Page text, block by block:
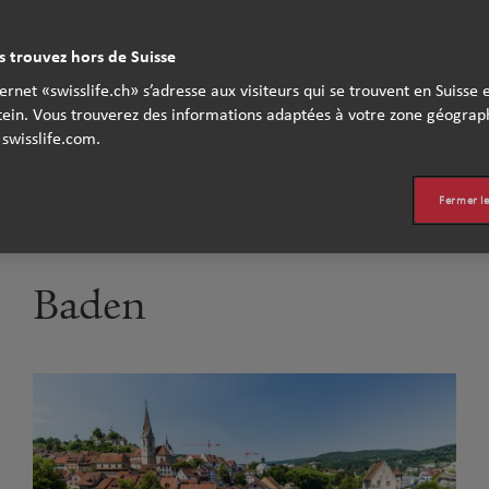
un plaisir de vous conseiller
de chez vous.
Baden
trouvez hors de Suisse
«swisslife.ch» s’adresse aux visiteurs qui se trouvent en Suisse
Vous trouverez des informations adaptées à votre zone
Fermer